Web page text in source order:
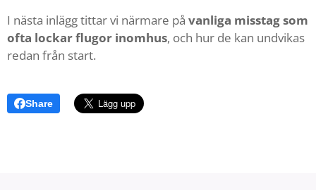
I nästa inlägg tittar vi närmare på vanliga misstag som
ofta lockar flugor inomhus, och hur de kan undvikas
redan från start.
Share